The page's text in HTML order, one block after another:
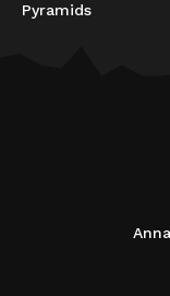
Pyramids